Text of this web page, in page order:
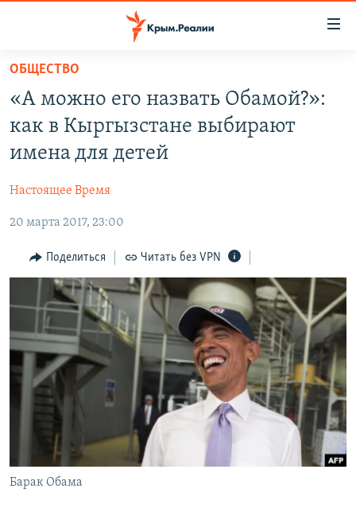
Вернуться
основному
содержанию
главной
Вернутся
поиску
11 ЛЕТ ОККУПАЦИИ КРЫМА. 11 ИСТОРИЙ СОПРОТИВЛЕНИЯ
ЕЩЕ
ИНТЕРАКТИВ
ИНФОГРАФИКА
ТЕЛЕПРОЕКТ КРЫМ.РЕАЛИИ
СОВЕТЫ ПРАВОЗАЩИТНИКОВ
ПРОПАВШИЕ БЕЗ ВЕСТИ
ПОБЕДИТЕЛЕЙ НЕ СУДЯТ?
КРЫМ.НЕПОКОРЕННЫЙ
УКРАИНСКАЯ ПРОБЛЕМА КРЫМА
РАДІО СВОБОДА
КАК ОБОЙТИ БЛОКИРОВКУ
Українською
Qırımtatar
ПРИСОЕДИНЯЙТЕСЬ!
Все сайты RFE/RL
ОБЩЕСТВО
«А можно его назвать Обамой?»:
как в Кыргызстане выбирают
имена для детей
Настоящее Время
20 марта 2017, 23:00
Поделиться Читать без VPN
Барак Обама